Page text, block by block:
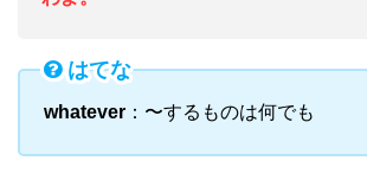
はてな
whatever ：〜するものは何でも